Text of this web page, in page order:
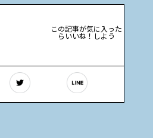
この記事が気に入った
らいいね！しよう